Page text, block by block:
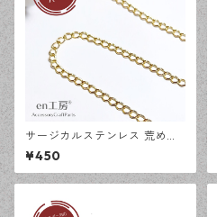
サージカルステンレス 荒め小
豆チェーン 4×3ｍｍ ゴールド
50cm アジャスターチェーン
アレルギー対応 ハンドメイド
¥450